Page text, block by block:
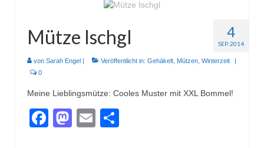
4
SEP. 2014
Mütze Ischgl
von Sarah Engel Veröffentlicht in: Gehäkelt, Mützen, Winterzeit
0
Meine Lieblingsmütze: Cooles Muster mit XXL Bommel!
Facebook
Mastodon
Email